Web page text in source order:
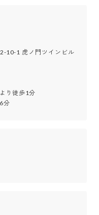
10-1 虎ノ門ツインビル
り徒歩1分
分